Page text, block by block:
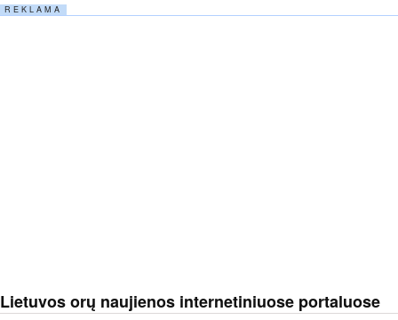
R E K L A M A
Lietuvos orų naujienos internetiniuose portaluose